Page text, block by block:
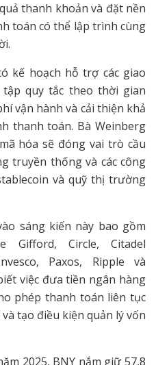
thanh khoản và đặt nền
toán có thể lập trình cùng
kế hoạch hỗ trợ các giao
quy tắc theo thời gian
vận hành và cải thiện khả
thanh toán. Bà Weinberg
hóa sẽ đóng vai trò cầu
truyền thống và các công
và quỹ thị trường
sáng kiến này bao gồm
Gifford, Circle, Citadel
Paxos, Ripple và
việc đưa tiền ngân hàng
phép thanh toán liên tục
tạo điều kiện quản lý vốn
2025, BNY nắm giữ 57,8